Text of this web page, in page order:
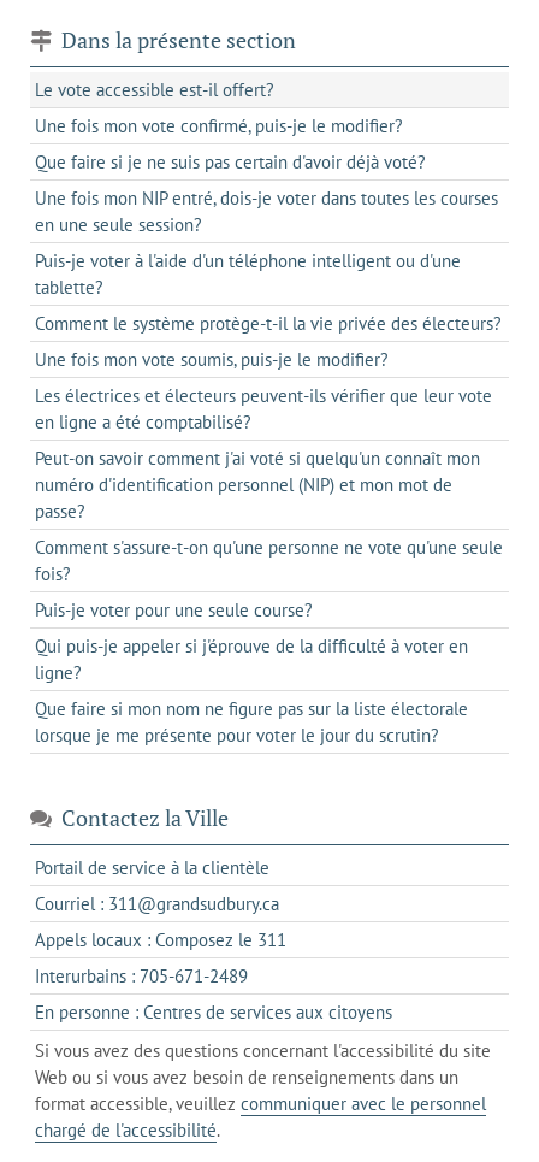
Dans la présente section
Le vote accessible est-il offert?
Une fois mon vote confirmé, puis-je le modifier?
Que faire si je ne suis pas certain d'avoir déjà voté?
Une fois mon NIP entré, dois-je voter dans toutes les courses
en une seule session?
Puis-je voter à l'aide d'un téléphone intelligent ou d'une
tablette?
Comment le système protège-t-il la vie privée des électeurs?
Une fois mon vote soumis, puis-je le modifier?
Les électrices et électeurs peuvent-ils vérifier que leur vote
en ligne a été comptabilisé?
Peut-on savoir comment j'ai voté si quelqu'un connaît mon
numéro d'identification personnel (NIP) et mon mot de
passe?
Comment s'assure-t-on qu'une personne ne vote qu'une seule
fois?
Puis-je voter pour une seule course?
Qui puis-je appeler si j'éprouve de la difficulté à voter en
ligne?
Que faire si mon nom ne figure pas sur la liste électorale
lorsque je me présente pour voter le jour du scrutin?
Contactez la Ville
Portail de service à la clientèle
dans
un
nouvel
Courriel : 311@grandsudbury.cas'ouvre
dans
votre
de
messagerie
Appels locaux : Composez le 311
dans
un
client
de
votre
téléphone
Interurbains : 705-671-2489s'ouvre
dans
un
client
de
votre
En personne : Centres de services aux citoyenss'ouvre
dans
l'onglet
actuel
Si vous avez des questions concernant l'accessibilité du site
Web ou si vous avez besoin de renseignements dans un
format accessible, veuillez communiquer avec le personnel
chargé de l'accessibilité.